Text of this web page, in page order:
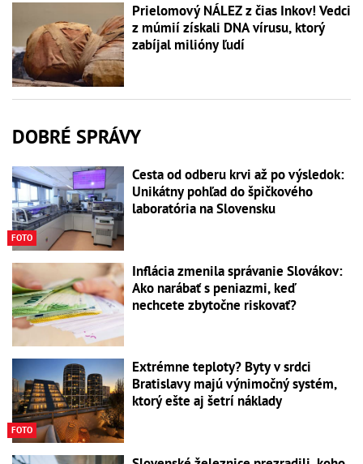
Prielomový NÁLEZ z čias Inkov! Vedci
z múmií získali DNA vírusu, ktorý
zabíjal milióny ľudí
DOBRÉ SPRÁVY
FOTO
Cesta od odberu krvi až po výsledok:
Unikátny pohľad do špičkového
laboratória na Slovensku
Inflácia zmenila správanie Slovákov:
Ako narábať s peniazmi, keď
nechcete zbytočne riskovať?
FOTO
Extrémne teploty? Byty v srdci
Bratislavy majú výnimočný systém,
ktorý ešte aj šetrí náklady